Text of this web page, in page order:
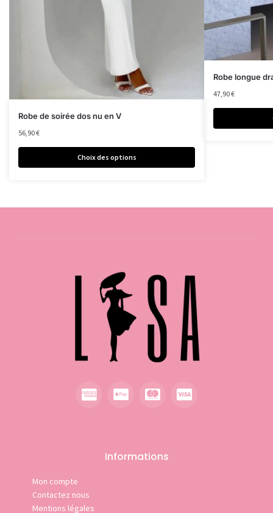
Robe de soirée dos nu en V
56,90€
Choix des options
Robe longue
47,90€
Informations
Mon compte
Contactez nous
Mentions légales